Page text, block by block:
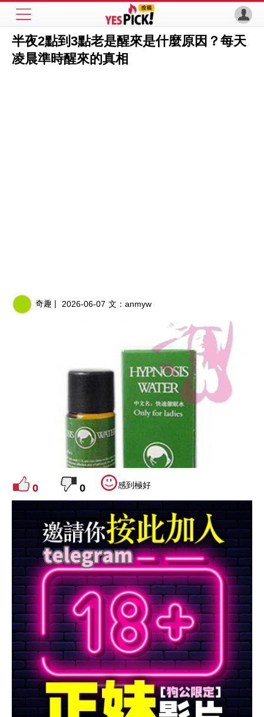
半夜2點到3點老是醒來是什麼原因？每天
凌晨準時醒來的真相
奇趣 | 2026-06-07 文： anmyw
0 0 感到極好